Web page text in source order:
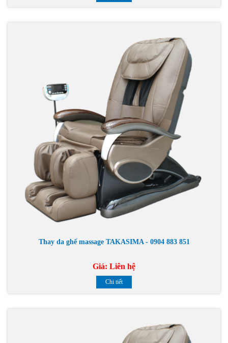
Thay da ghế massage TAKASIMA - 0904 883 851
Giá: Liên hệ
Chi tiết